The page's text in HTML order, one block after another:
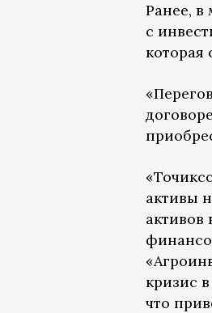
Ранее, в
с
которая
активы
активов
кризис
что